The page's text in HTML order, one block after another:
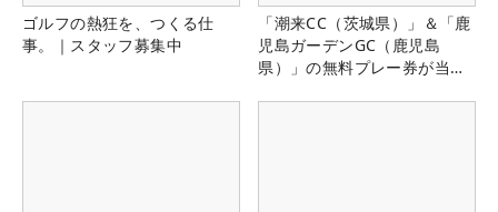
ゴルフの熱狂を、つくる仕
事。｜スタッフ募集中
「潮来CC（茨城県）」＆「鹿
児島ガーデンGC（鹿児島
県）」の無料プレー券が当た